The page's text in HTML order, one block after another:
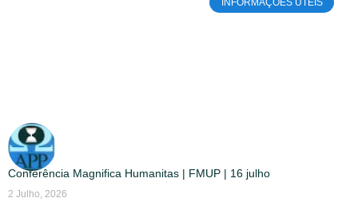
INFORMAÇÕES ÚTEIS
Conferência Magnifica Humanitas | FMUP | 16 julho
2 Julho, 2026